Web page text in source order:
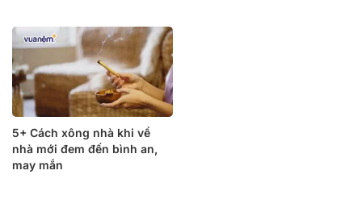
5+ Cách xông nhà khi về
nhà mới đem đến bình an,
may mắn